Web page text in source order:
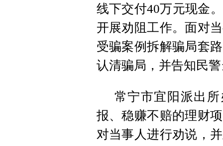
线下交付40万元现金
开展劝阻工作。面对
受骗案例拆解骗局套
认清骗局，并告知民
常宁市宜阳派出
报、稳赚不赔的理财
对当事人进行劝说，